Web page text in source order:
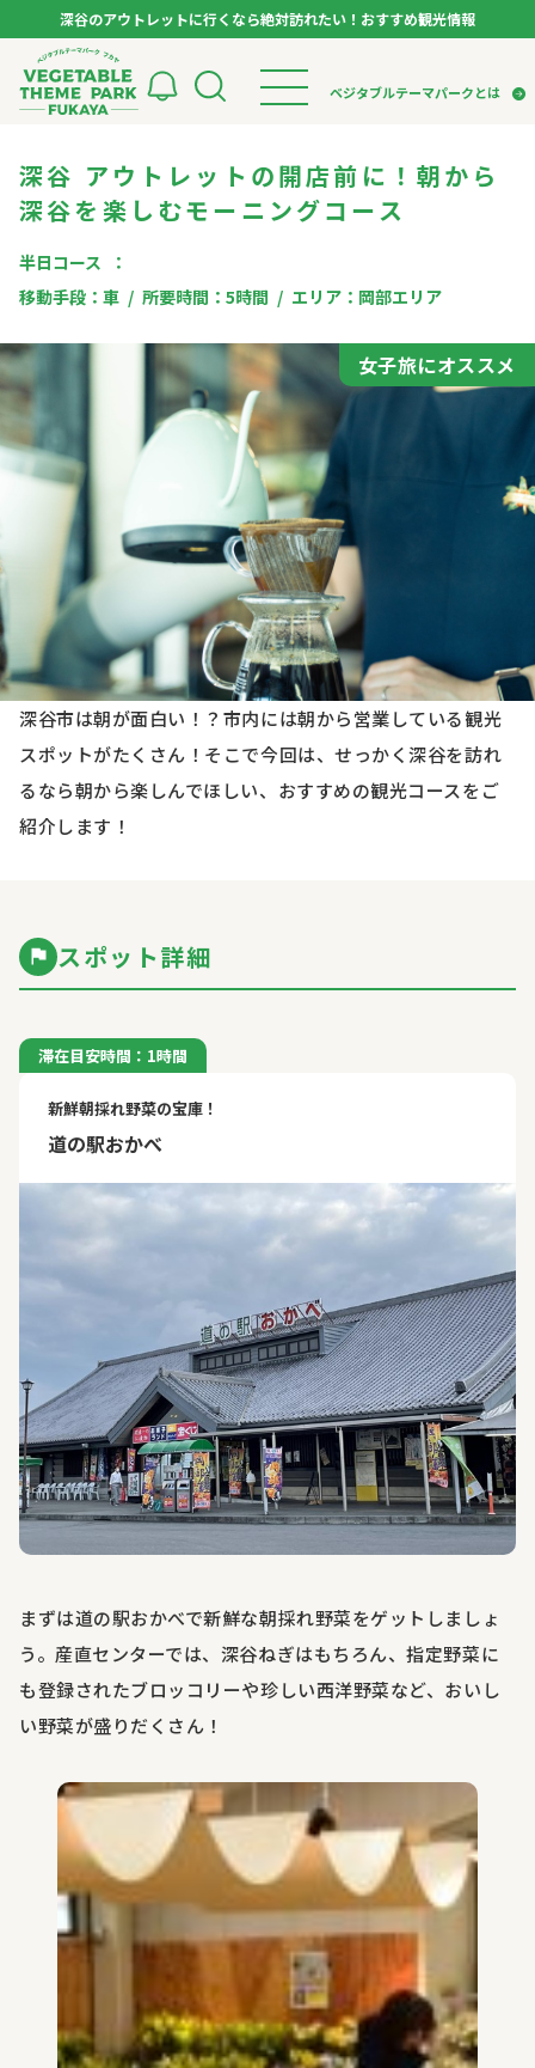
深谷のアウトレットに行くなら絶対訪れたい！おすすめ観光情報
ベジタブルテーマパークとは
トップページ
モデルコース
スポット
特集記事
ベジタブルテーマパークとは
VTPキャストミーティング
パートナー企業について
お役立ち情報
レシピ集
深谷 アウトレットの開店前に！朝から
深谷を楽しむモーニングコース
半日コース
移動手段： 車 所要時間： 5時間 エリア： 岡部エリア
女子旅にオススメ
深谷市は朝が面白い！？市内には朝から営業している観光
スポットがたくさん！そこで今回は、せっかく深谷を訪れ
るなら朝から楽しんでほしい、おすすめの観光コースをご
紹介します！
スポット詳細
滞在目安時間：1時間
新鮮朝採れ野菜の宝庫！
道の駅おかべ
まずは道の駅おかべで新鮮な朝採れ野菜をゲットしましょ
う。産直センターでは、深谷ねぎはもちろん、指定野菜に
も登録されたブロッコリーや珍しい西洋野菜など、おいし
い野菜が盛りだくさん！